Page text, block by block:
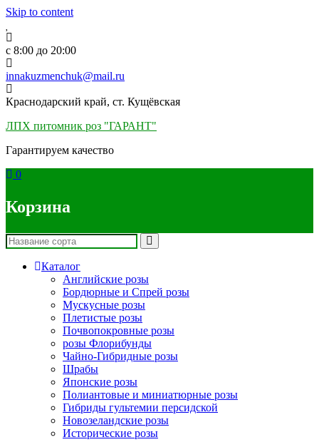
Skip to content
c 8:00 до 20:00
innakuzmenchuk@mail.ru
Краснодарский край, ст. Кущёвская
ЛПХ питомник роз "ГАРАНТ"
Гарантируем качество
0
Корзина
Каталог
Английские розы
Бордюрные и Спрей розы
Мускусные розы
Плетистые розы
Почвопокровные розы
розы Флорибунды
Чайно-Гибридные розы
Шрабы
Японские розы
Полиантовые и миниатюрные розы
Гибриды гультемии персидской
Новозеландские розы
Исторические розы